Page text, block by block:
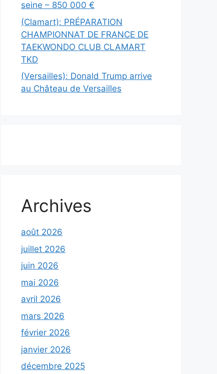
seine – 850 000 €
(Clamart): PRÉPARATION
CHAMPIONNAT DE FRANCE DE
TAEKWONDO CLUB CLAMART
TKD
(Versailles): Donald Trump arrive
au Château de Versailles
Archives
août 2026
juillet 2026
juin 2026
mai 2026
avril 2026
mars 2026
février 2026
janvier 2026
décembre 2025